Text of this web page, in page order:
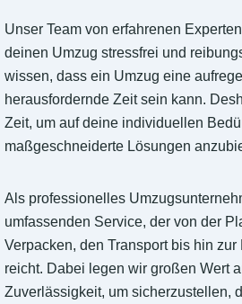
Unser Team von erfahrenen
deinen Umzug stressfrei und
wissen, dass ein Umzug eine
herausfordernde Zeit sein kann.
Zeit, um auf deine individuellen
maßgeschneiderte Lösungen
Als professionelles
umfassenden Service, der von der
Verpacken, den Transport bis hin zur
reicht. Dabei legen wir großen Wert
Zuverlässigkeit, um sicherzustellen,